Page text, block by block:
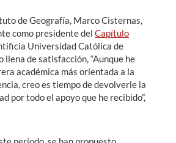
de Geografía, Marco Cisternas,
como presidente del Capítulo
Universidad Católica de
llena de satisfacción, “Aunque he
académica más orientada a la
creo es tiempo de devolverle la
por todo el apoyo que he recibido”,